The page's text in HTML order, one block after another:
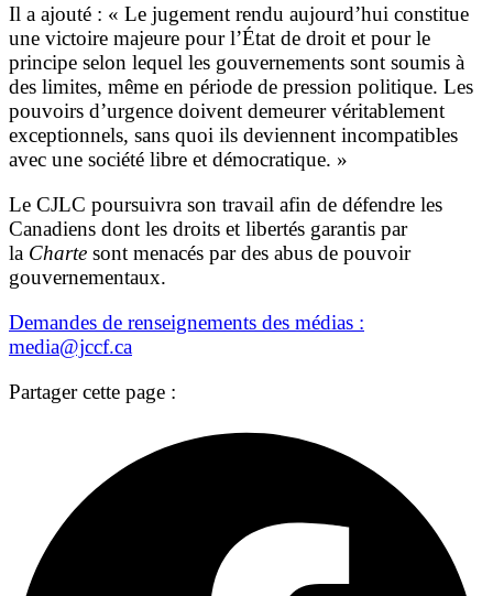
Il a ajouté : « Le jugement rendu aujourd’hui constitue
une victoire majeure pour l’État de droit et pour le
principe selon lequel les gouvernements sont soumis à
des limites, même en période de pression politique. Les
pouvoirs d’urgence doivent demeurer véritablement
exceptionnels, sans quoi ils deviennent incompatibles
avec une société libre et démocratique. »
Le CJLC poursuivra son travail afin de défendre les
Canadiens dont les droits et libertés garantis par
la Charte sont menacés par des abus de pouvoir
gouvernementaux.
Demandes de renseignements des médias :
media@jccf.ca
Partager cette page :